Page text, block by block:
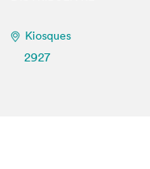
Kiosques
2927